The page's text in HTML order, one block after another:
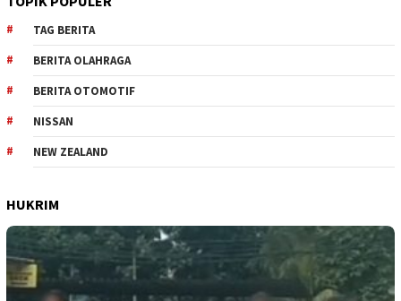
TAG BERITA
BERITA OLAHRAGA
BERITA OTOMOTIF
NISSAN
NEW ZEALAND
HUKRIM